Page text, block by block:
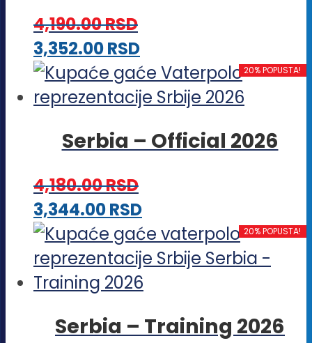
biti
izabrane
na
proizvoda.
4,190.00RSD
3,352.00RSDOvaj
proizvod
ima
varijanti.
biti
izabrane
na
stranici
proizvoda.
20% POPUSTA!
Serbia – Official 2026
4,180.00RSD
3,344.00RSDOvaj
proizvod
ima
više
Opcije
20% POPUSTA!
Serbia – Training 2026